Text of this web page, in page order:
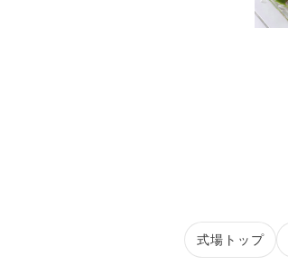
式場トップ